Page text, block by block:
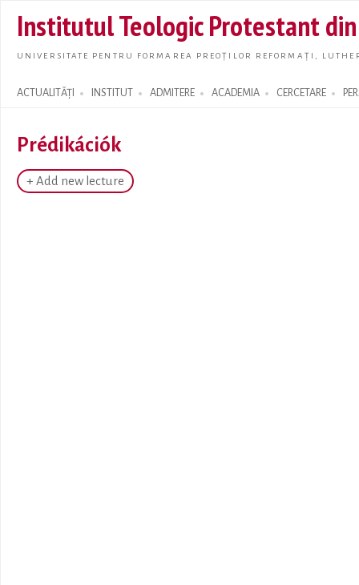
main
Institutul Teologic Protestant
UNIVERSITATE PENTRU FORMAREA PREOȚILOR REFORMAȚI,
ACTUALITĂȚI INSTITUT ADMITERE ACADEMIA CERCETARE
Search form
Prédikációk
+ Add new lecture